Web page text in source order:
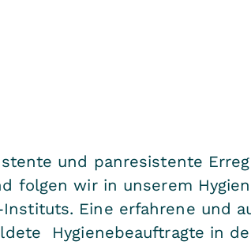
und panresistente
folgen wir in unserem
Eine erfahrene und
Hygienebeauftragte in